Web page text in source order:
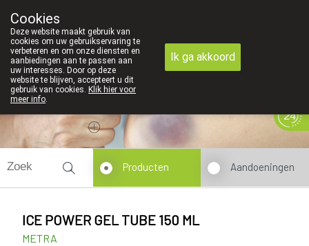
Vandaag
Producten Aandoeningen
ICE POWER GEL TUBE 150 ML
METRA
Cookies
Deze website maakt gebruik van
cookies om uw gebruikservaring te
verbeteren en om onze diensten en
aanbiedingen aan te passen aan
uw interesses. Door op deze
website te blijven, accepteert u dit
gebruik van cookies. Klik hier voor
meer info.
Ik ga akkoord